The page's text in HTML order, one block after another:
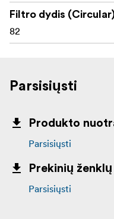
Filtro dydis
82
Parsisiųsti
Produkto
Parsisiųsti
Prekinių
Parsisiųsti